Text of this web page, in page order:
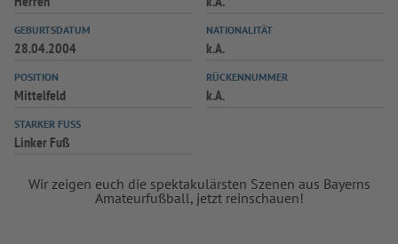
SPIELPLUS
GEBURTSDATUM
28.04.2004
NATIONALITÄT
k.A.
POSITION
Mittelfeld
RÜCKENNUMMER
k.A.
STARKER FUSS
Linker Fuß
Wir zeigen euch die spektakulärsten Szenen aus Bayerns
Amateurfußball, jetzt reinschauen!